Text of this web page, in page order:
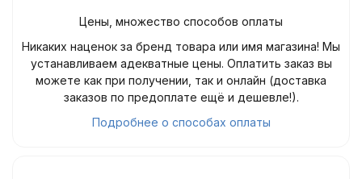
Цены, множество способов оплаты
Никаких наценок за бренд товара или имя магазина! Мы
устанавливаем адекватные цены. Оплатить заказ вы
можете как при получении, так и онлайн (доставка
заказов по предоплате ещё и дешевле!).
Подробнее о способах оплаты